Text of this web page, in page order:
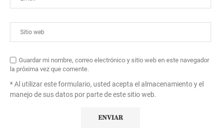
Guardar mi nombre, correo electrónico y sitio web en este navegador
la próxima vez que comente.
* Al utilizar este formulario, usted acepta el almacenamiento y el
manejo de sus datos por parte de este sitio web.